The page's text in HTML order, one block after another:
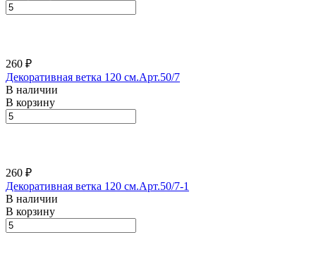
260 ₽
Декоративная ветка 120 см.Арт.50/7
В наличии
В корзину
260 ₽
Декоративная ветка 120 см.Арт.50/7-1
В наличии
В корзину